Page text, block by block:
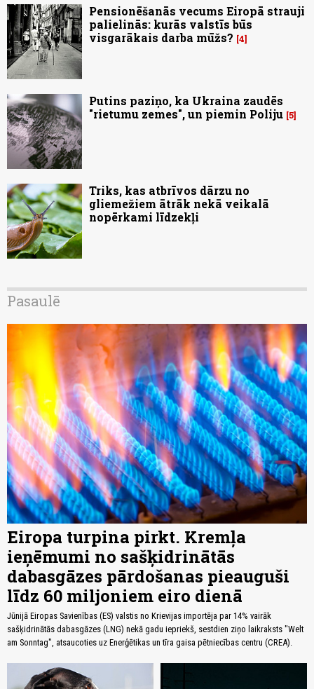
Pensionēšanās vecums Eiropā strauji
palielinās: kurās valstīs būs
visgarākais darba mūžs? 4
Putins paziņo, ka Ukraina zaudēs
"rietumu zemes", un piemin Poliju 5
Triks, kas atbrīvos dārzu no
gliemežiem ātrāk nekā veikalā
nopērkami līdzekļi
Pasaulē
Eiropa turpina pirkt. Kremļa
ieņēmumi no sašķidrinātās
dabasgāzes pārdošanas pieauguši
līdz 60 miljoniem eiro dienā
Jūnijā Eiropas Savienības (ES) valstis no Krievijas importēja par 14% vairāk
sašķidrinātās dabasgāzes (LNG) nekā gadu iepriekš, sestdien ziņo laikraksts "Welt
am Sonntag", atsaucoties uz Enerģētikas un tīra gaisa pētniecības centru (CREA).